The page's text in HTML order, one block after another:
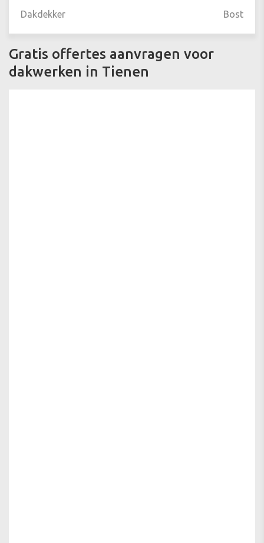
Dakdekker Bost
Gratis offertes aanvragen voor
dakwerken in Tienen